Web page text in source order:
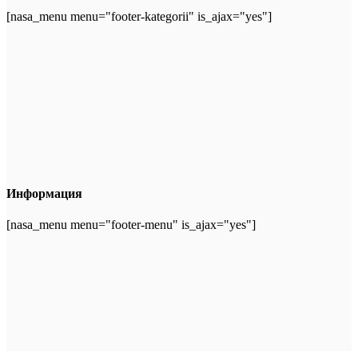
[nasa_menu menu="footer-kategorii" is_ajax="yes"]
Информация
[nasa_menu menu="footer-menu" is_ajax="yes"]